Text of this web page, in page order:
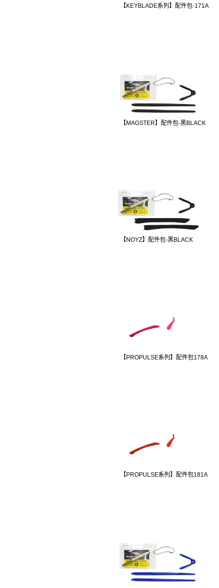
【KEYBLADE系列】配件包-171A
【MAGSTER】配件包-黑BLACK
【NOYZ】配件包-黑BLACK
【PROPULSE系列】配件包178A
【PROPULSE系列】配件包181A